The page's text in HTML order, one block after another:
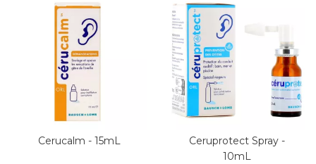
Cerucalm - 15mL
Ceruprotect Spray -
10mL